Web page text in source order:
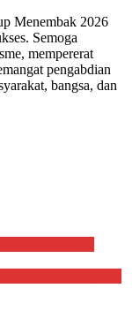
Menembak 2026
Semoga
mempererat
pengabdian
bangsa, dan